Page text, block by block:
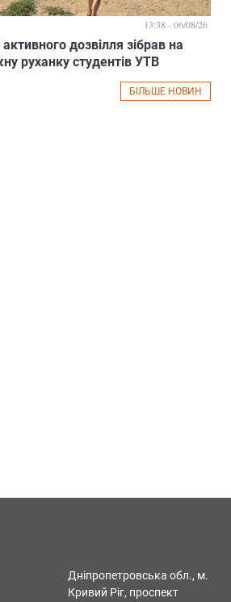
дозвілля зібрав на
руханку студентів УТВ
13:38 - 06/08/26
БІЛЬШЕ НОВИН
Дніпропетровська обл., м.
Кривий Ріг, проспект